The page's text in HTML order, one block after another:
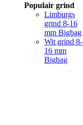
Populair grind
Limburgs
grind 8-16
mm Bigbag
Wit grind 8-
16 mm
Bigbag